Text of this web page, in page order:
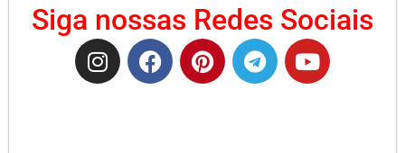
Siga nossas Redes Sociais